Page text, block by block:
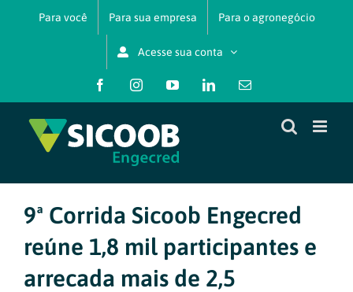
Para você Para sua empresa Para o agronegócio
Acesse sua conta
FacebookInstagramYouTubeLinkedInE-
9ª Corrida Sicoob Engecred
reúne 1,8 mil participantes e
arrecada mais de 2,5